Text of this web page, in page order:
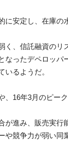
安定し、在庫の
く、信託融資の
なったデペロッ
いるようだ。
16年3月のピー
が進み、販売実
や競争力が弱い同